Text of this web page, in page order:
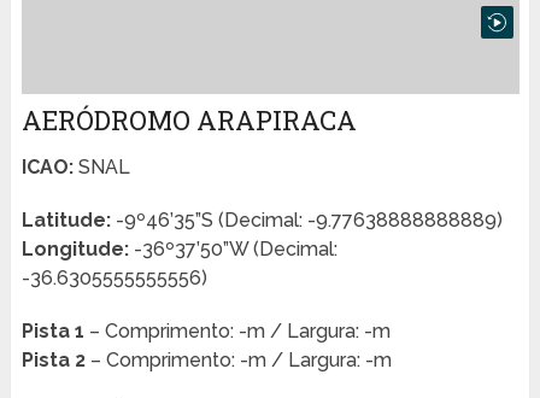
AERÓDROMO ARAPIRACA
ICAO:SNAL
Latitude:-9º46’35”S (Decimal: -9.77638888888889)
Longitude:-36º37’50”W (Decimal:
-36.6305555555556)
Pista 1 – Comprimento: -m / Largura: -m
Pista 2– Comprimento: -m / Largura: -m